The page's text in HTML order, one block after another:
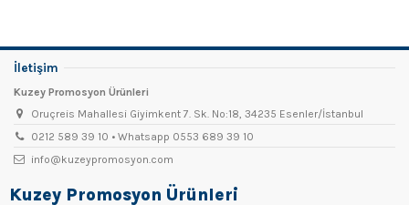
İletişim
Kuzey Promosyon Ürünleri
Oruçreis Mahallesi Giyimkent 7. Sk. No:18, 34235 Esenler/İstanbul
0212 589 39 10 • Whatsapp 0553 689 39 10
info@kuzeypromosyon.com
Kuzey Promosyon Ürünleri